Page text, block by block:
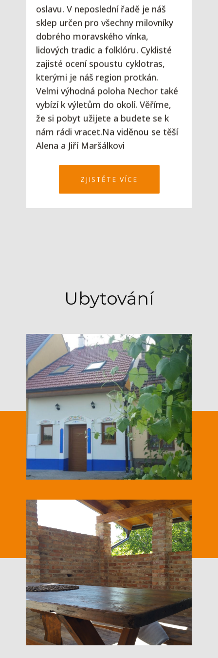
oslavu. V neposlední řadě je náš
sklep určen pro všechny milovníky
dobrého moravského vínka,
lidových tradic a folklóru. Cyklisté
zajisté ocení spoustu cyklotras,
kterými je náš region protkán.
Velmi výhodná poloha Nechor také
vybízí k výletům do okolí. Věříme,
že si pobyt užijete a budete se k
nám rádi vracet.Na viděnou se těší
Alena a Jiří Maršálkovi
ZJISTĚTE VÍCE
Ubytování